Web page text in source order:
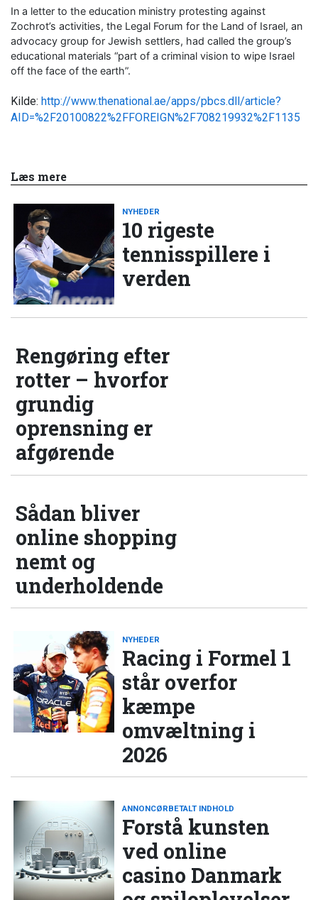
In a letter to the education ministry protesting against
Zochrot’s activities, the Legal Forum for the Land of Israel, an
advocacy group for Jewish settlers, had called the group’s
educational materials “part of a criminal vision to wipe Israel
off the face of the earth”.
Kilde: http://www.thenational.ae/apps/pbcs.dll/article?
AID=%2F20100822%2FFOREIGN%2F708219932%2F1135
Læs mere
NYHEDER
10 rigeste
tennisspillere i
verden
Rengøring efter
rotter – hvorfor
grundig
oprensning er
afgørende
Sådan bliver
online shopping
nemt og
underholdende
NYHEDER
Racing i Formel 1
står overfor
kæmpe
omvæltning i
2026
ANNONCØRBETALT INDHOLD
Forstå kunsten
ved online
casino Danmark